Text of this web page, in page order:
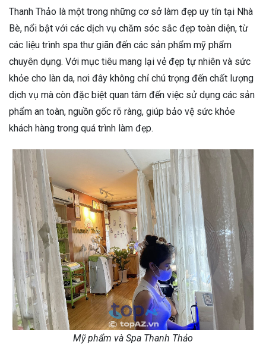
Thanh Thảo là một trong những cơ sở làm đẹp uy tín tại Nhà
Bè, nổi bật với các dịch vụ chăm sóc sắc đẹp toàn diện, từ
các liệu trình spa thư giãn đến các sản phẩm mỹ phẩm
chuyên dụng. Với mục tiêu mang lại vẻ đẹp tự nhiên và sức
khỏe cho làn da, nơi đây không chỉ chú trọng đến chất lượng
dịch vụ mà còn đặc biệt quan tâm đến việc sử dụng các sản
phẩm an toàn, nguồn gốc rõ ràng, giúp bảo vệ sức khỏe
khách hàng trong quá trình làm đẹp.
Mỹ phẩm và Spa Thanh Thảo